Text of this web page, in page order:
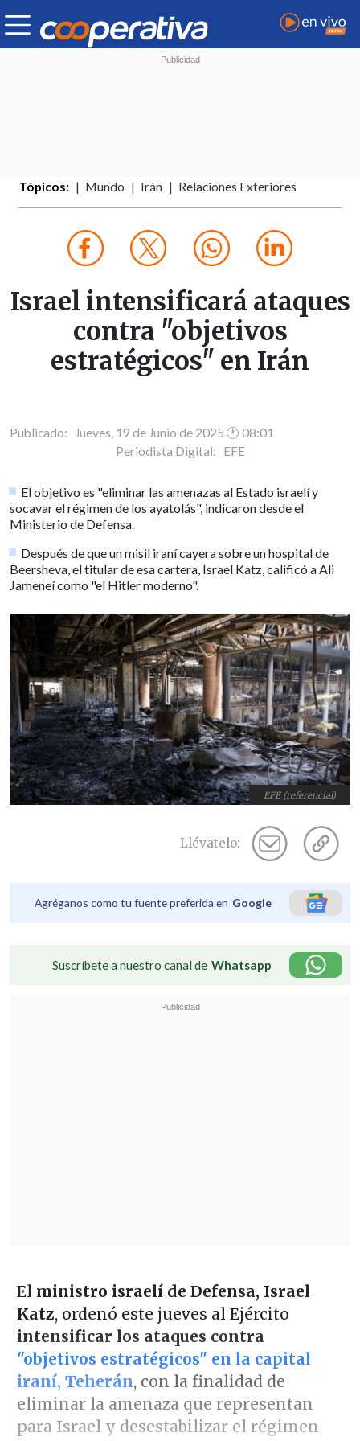
Tópicos: Mundo Irán Relaciones Exteriores
Israel intensificará ataques
contra "objetivos
estratégicos" en Irán
Publicado: Jueves, 19 de Junio de 2025 🕐 08:01
Periodista Digital: EFE
El objetivo es "eliminar las amenazas al Estado israelí y
socavar el régimen de los ayatolás", indicaron desde el
Ministerio de Defensa.
Después de que un misil iraní cayera sobre un hospital de
Beersheva, el titular de esa cartera, Israel Katz, calificó a Ali
Jameneí como "el Hitler moderno".
EFE (referencial)
Llévatelo:
Agréganos como tu fuente preferida en Google
Suscríbete a nuestro canal de Whatsapp
El ministro israelí de Defensa, Israel
Katz, ordenó este jueves al Ejército
intensificar los ataques contra
"objetivos estratégicos" en la capital
iraní, Teherán, con la finalidad de
eliminar la amenaza que representan
para Israel y desestabilizar el régimen